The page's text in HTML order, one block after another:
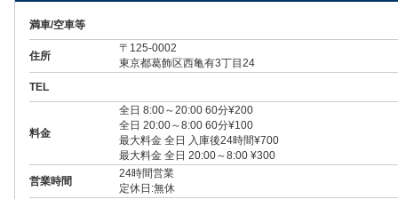
満車/空車等
住所
〒125-0002
東京都葛飾区西亀有3丁目24
TEL
料金
全日 8:00～20:00 60分¥200
全日 20:00～8:00 60分¥100
最大料金 全日 入庫後24時間¥700
最大料金 全日 20:00～8:00 ¥300
営業時間
24時間営業
定休日:無休